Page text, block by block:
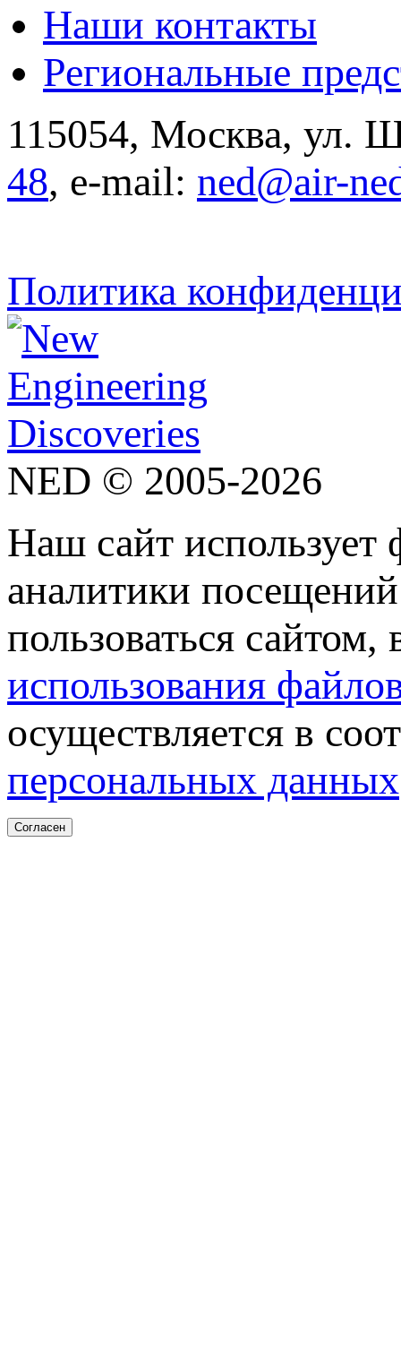
Наши контакты
Региональные
115054, Москва, ул.
48, e-mail: ned@air-
Политика
NED © 2005-2026
Наш сайт
аналитики
пользоваться
использования
осуществляется в
персональных данных
Согласен